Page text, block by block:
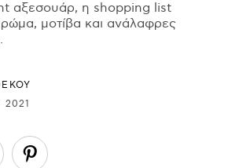
αξεσουάρ, η shopping list
μοτίβα και ανάλαφρες